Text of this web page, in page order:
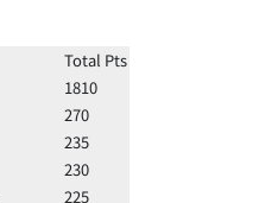
Total Pts
1810
270
235
230
225